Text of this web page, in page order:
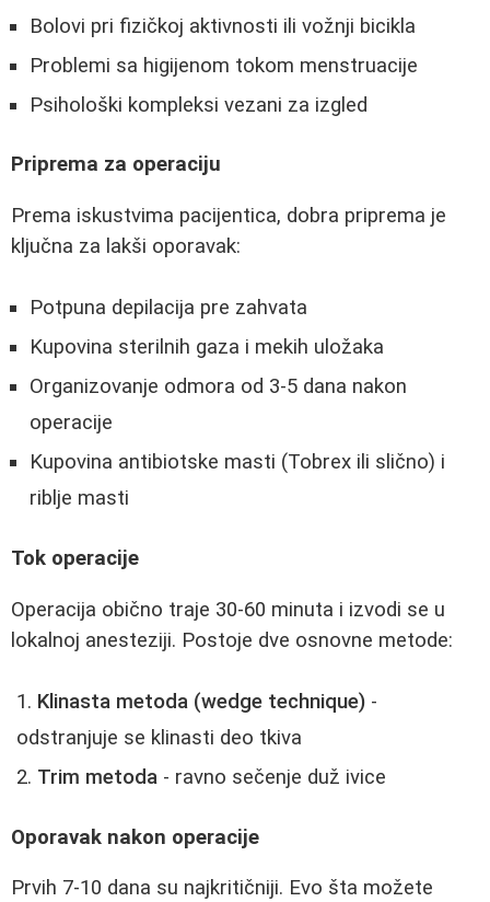
Bolovi pri fizičkoj aktivnosti ili vožnji bicikla
Problemi sa higijenom tokom menstruacije
Psihološki kompleksi vezani za izgled
Priprema za operaciju
Prema iskustvima pacijentica, dobra priprema je
ključna za lakši oporavak:
Potpuna depilacija pre zahvata
Kupovina sterilnih gaza i mekih uložaka
Organizovanje odmora od 3-5 dana nakon
operacije
Kupovina antibiotske masti (Tobrex ili slično) i
riblje masti
Tok operacije
Operacija obično traje 30-60 minuta i izvodi se u
lokalnoj anesteziji. Postoje dve osnovne metode:
Klinasta metoda (wedge technique) -
odstranjuje se klinasti deo tkiva
Trim metoda - ravno sečenje duž ivice
Oporavak nakon operacije
Prvih 7-10 dana su najkritičniji. Evo šta možete